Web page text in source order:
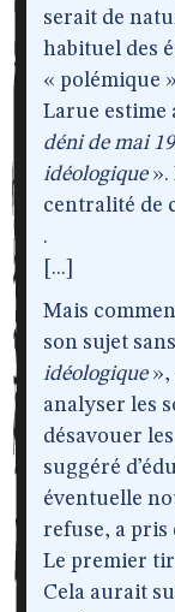
serait de
habituel des
« polémique
Larue estime
déni de mai
idéologique».
centralité de
.
[...]
Mais
son sujet
idéologique»,
analyser les
désavouer
suggéré
éventuelle
refuse, a pris
Le premier
Cela aurait